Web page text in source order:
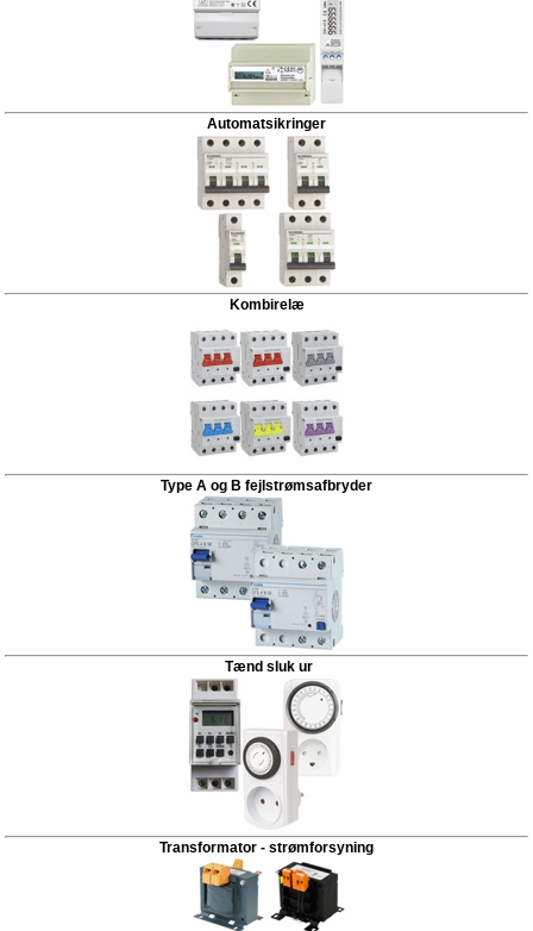
Automatsikringer
Kombirelæ
Type A og B fejlstrømsafbryder
Tænd sluk ur
Transformator - strømforsyning